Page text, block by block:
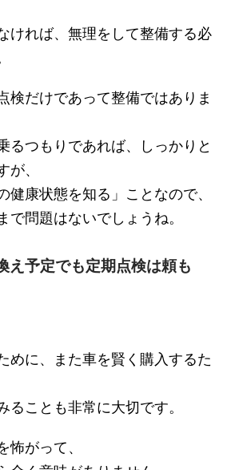
ければ、無理をして整備する必
検だけであって整備ではありま
るつもりであれば、しっかりと
が、
健康状態を知る」ことなので、
で問題はないでしょうね。
え予定でも定期点検は頼も
めに、また車を賢く購入するた
ることも非常に大切です。
怖がって、